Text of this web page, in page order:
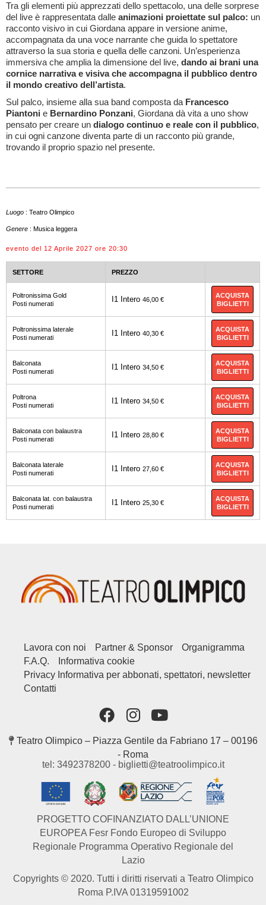
Tra gli elementi più apprezzati dello spettacolo, una delle sorprese
del live è rappresentata dalle animazioni proiettate sul palco: un
racconto visivo in cui Giordana appare in versione anime,
accompagnata da una voce narrante che guida lo spettatore
attraverso la sua storia e quella delle canzoni. Un’esperienza
immersiva che amplia la dimensione del live, dando ai brani una
cornice narrativa e visiva che accompagna il pubblico dentro
il mondo creativo dell’artista.
Sul palco, insieme alla sua band composta da Francesco
Piantoni e Bernardino Ponzani, Giordana dà vita a uno show
pensato per creare un dialogo continuo e reale con il pubblico,
in cui ogni canzone diventa parte di un racconto più grande,
trovando il proprio spazio nel presente.
Luogo : Teatro Olimpico
Genere : Musica leggera
evento del 12 Aprile 2027 ore 20:30
SETTORE PREZZO
Poltronissima Gold
Posti numerati
I1 Intero 46,00 €
ACQUISTA
BIGLIETTI
Poltronissima laterale
Posti numerati
I1 Intero 40,30 €
ACQUISTA
BIGLIETTI
Balconata
Posti numerati
I1 Intero 34,50 €
ACQUISTA
BIGLIETTI
Poltrona
Posti numerati
I1 Intero 34,50 €
ACQUISTA
BIGLIETTI
Balconata con balaustra
Posti numerati
I1 Intero 28,80 €
ACQUISTA
BIGLIETTI
Balconata laterale
Posti numerati
I1 Intero 27,60 €
ACQUISTA
BIGLIETTI
Balconata lat. con balaustra
Posti numerati
I1 Intero 25,30 €
ACQUISTA
BIGLIETTI
Lavora con noi Partner & Sponsor
Organigramma
F.A.Q.
Informativa cookie
Privacy Informativa per abbonati, spettatori, newsletter
Contatti
Teatro Olimpico – Piazza Gentile da Fabriano 17 – 00196
- Roma
tel: 3492378200 - biglietti@teatroolimpico.it
PROGETTO COFINANZIATO DALL’UNIONE
EUROPEA Fesr Fondo Europeo di Sviluppo
Regionale Programma Operativo Regionale del
Lazio
Copyrights © 2020. Tutti i diritti riservati a Teatro Olimpico
Roma P.IVA 01319591002